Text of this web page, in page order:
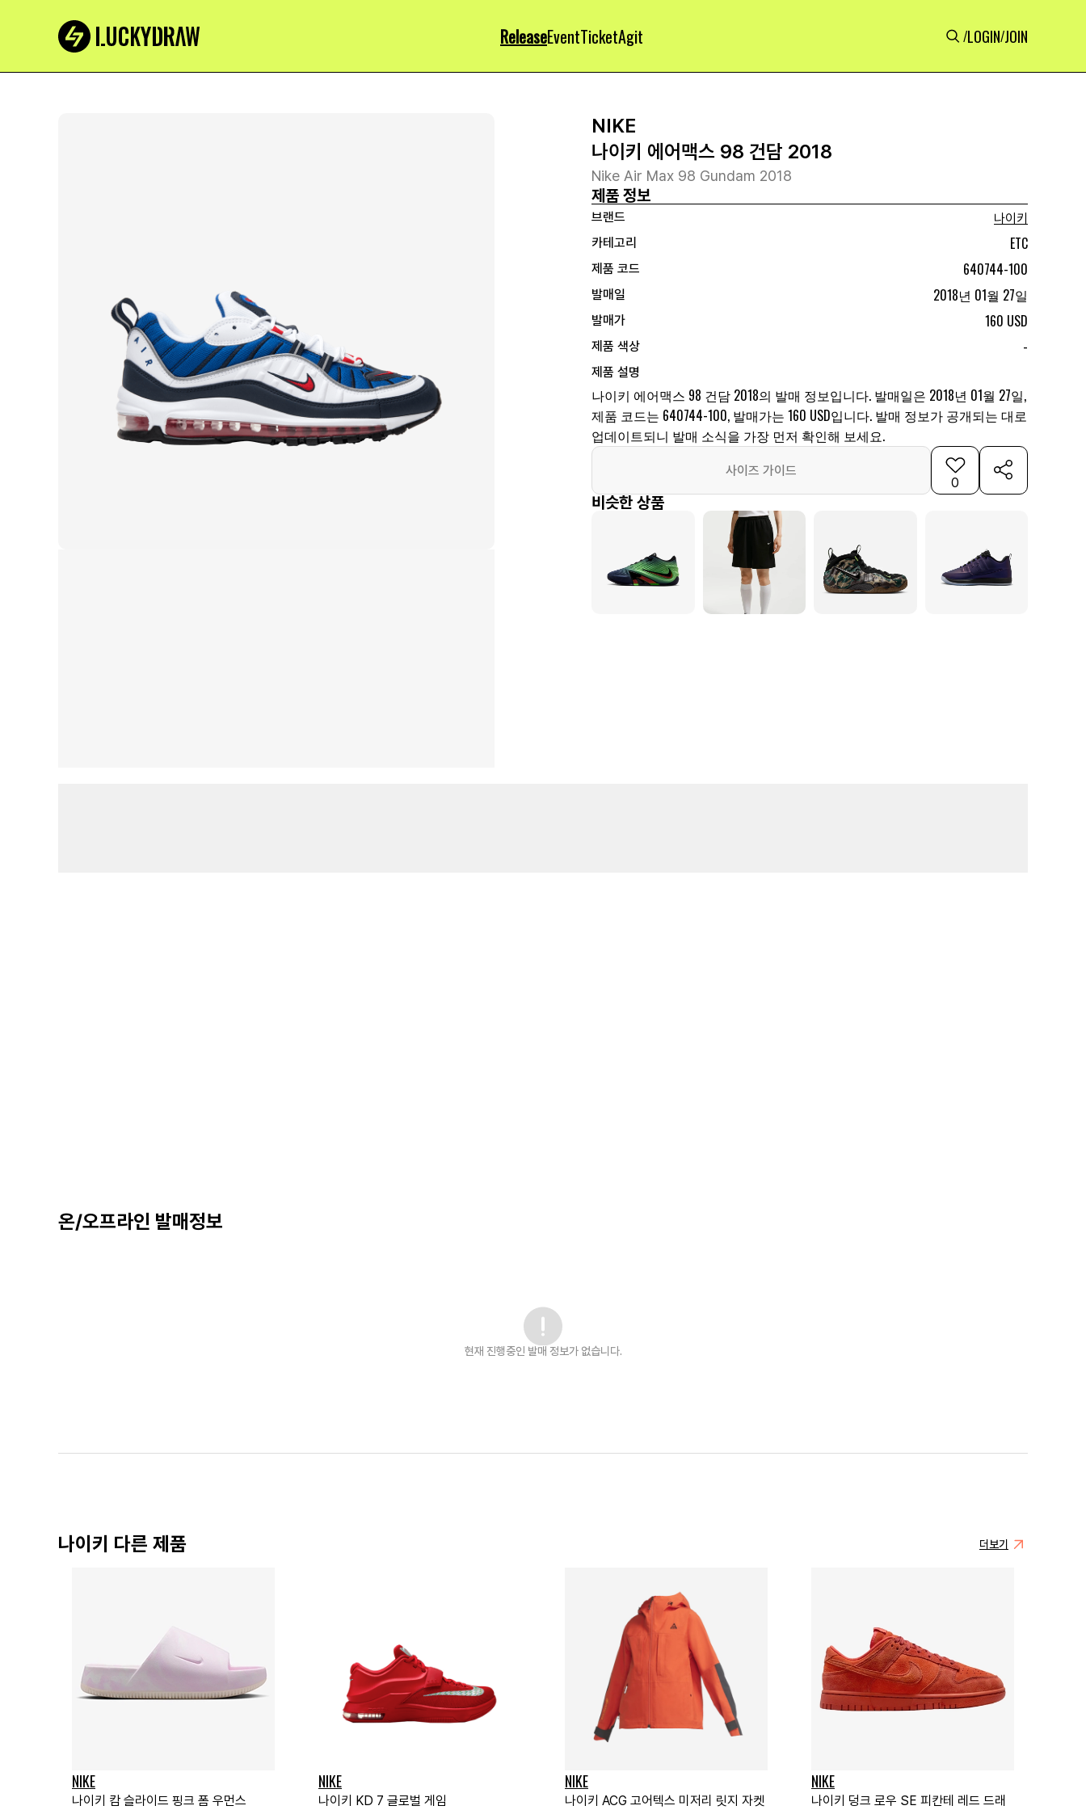
ReleaseEventTicketAgit /LOGIN/JOIN
NIKE
나이키 에어맥스 98 건담 2018
Nike Air Max 98 Gundam 2018
제품 정보
브랜드
나이키
카테고리
ETC
제품 코드 640744-100
발매일 2018년 01월 27일
발매가 160 USD
제품 색상 -
제품 설명
나이키 에어맥스 98 건담 2018의 발매 정보입니다. 발매일은 2018년 01월 27일,
제품 코드는 640744-100, 발매가는 160 USD입니다. 발매 정보가 공개되는 대로
업데이트되니 발매 소식을 가장 먼저 확인해 보세요.
사이즈 가이드
0
비슷한 상품
온/오프라인 발매정보
현재 진행중인 발매 정보가 없습니다.
나이키 다른 제품 더보기
NIKE
나이키 캄 슬라이드 핑크 폼 우먼스
NIKE
나이키 KD 7 글로벌 게임
NIKE
나이키 ACG 고어텍스 미저리 릿지 자켓
NIKE
나이키 덩크 로우 SE 피칸테 레드 드래